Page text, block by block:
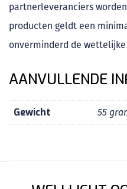
partnerleveranciers
producten geldt een
onverminderd de
AANVULLENDE
Gewicht 55